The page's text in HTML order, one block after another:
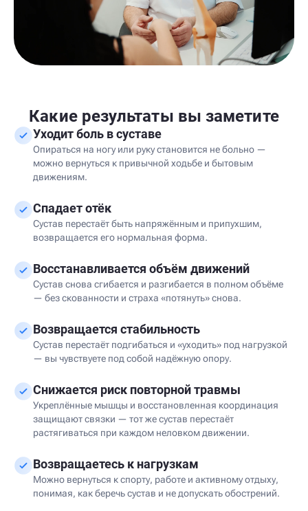
Какие результаты вы заметите
Уходит боль в суставе
Опираться на ногу или руку становится не больно —
можно вернуться к привычной ходьбе и бытовым
движениям.
Спадает отёк
Сустав перестаёт быть напряжённым и припухшим,
возвращается его нормальная форма.
Восстанавливается объём движений
Сустав снова сгибается и разгибается в полном объёме
— без скованности и страха «потянуть» снова.
Возвращается стабильность
Сустав перестаёт подгибаться и «уходить» под нагрузкой
— вы чувствуете под собой надёжную опору.
Снижается риск повторной травмы
Укреплённые мышцы и восстановленная координация
защищают связки — тот же сустав перестаёт
растягиваться при каждом неловком движении.
Возвращаетесь к нагрузкам
Можно вернуться к спорту, работе и активному отдыху,
понимая, как беречь сустав и не допускать обострений.